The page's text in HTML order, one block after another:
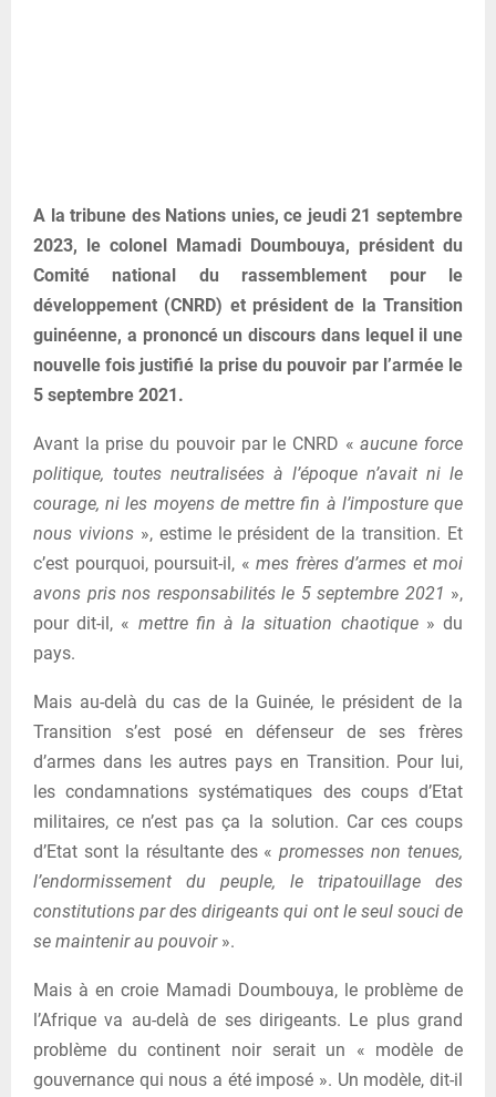
A la tribune des Nations unies, ce jeudi 21 septembre
2023, le colonel Mamadi Doumbouya, président du
Comité national du rassemblement pour le
développement (CNRD) et président de la Transition
guinéenne, a prononcé un discours dans lequel il une
nouvelle fois justifié la prise du pouvoir par l’armée le
5 septembre 2021.
Avant la prise du pouvoir par le CNRD «aucune force
politique, toutes neutralisées à l’époque n’avait ni le
courage, ni les moyens de mettre fin à l’imposture que
nous vivions», estime le président de la transition. Et
c’est pourquoi, poursuit-il, « mes frères d’armes et moi
avons pris nos responsabilités le 5 septembre 2021 »,
pour dit-il, « mettre fin à la situation chaotique » du
pays.
Mais au-delà du cas de la Guinée, le président de la
Transition s’est posé en défenseur de ses frères
d’armes dans les autres pays en Transition. Pour lui,
les condamnations systématiques des coups d’Etat
militaires, ce n’est pas ça la solution. Car ces coups
d’Etat sont la résultante des «promesses non tenues,
l’endormissement du peuple, le tripatouillage des
constitutions par des dirigeants qui ont le seul souci de
se maintenir au pouvoir».
Mais à en croie Mamadi Doumbouya, le problème de
l’Afrique va au-delà de ses dirigeants. Le plus grand
problème du continent noir serait un « modèle de
gouvernance qui nous a été imposé ». Un modèle, dit-il